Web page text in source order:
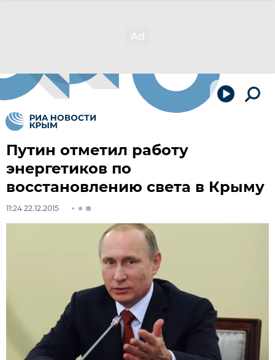
Путин отметил работу
энергетиков по
восстановлению света в Крыму
11:24 22.12.2015